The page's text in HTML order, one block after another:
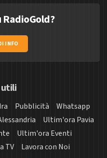
INFO
Pubblicità
Whatsapp
Ultim'ora Pavia
Ultim'ora Eventi
TV Lavora con Noi